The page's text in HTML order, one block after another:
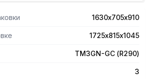
пространство использовать для
системы вынесены за
отсека в агрегатный.
1630х705х910
1725х815х1045
TM3GN-GС (R290)
3